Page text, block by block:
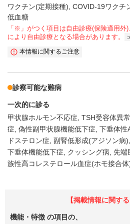
ワクチン(定期接種) COVID-19ワクチ
低血糖
「※」がつく項目は自由診療(保険適用外
により自由診療となる場合があります。
本情報に関するご注意
診察可能な難病
一次的に診る
甲状腺ホルモン不応症 TSH受容体異
症 偽性副甲状腺機能低下症 下垂体性
ドステロン症 副腎低形成(アジソン病)
下垂体機能低下症
クッシング病 先端
族性高コレステロール血症(ホモ接合体
【掲載情報に関する
機能・特徴 の項目の、